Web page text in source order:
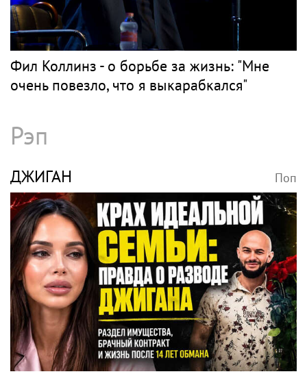
Фил Коллинз - о борьбе за жизнь: "Мне
очень повезло, что я выкарабкался"
Рэп
ДЖИГАН Поп